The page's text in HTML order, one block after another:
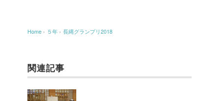
Home › ５年 › 長縄グランプリ2018
関連記事